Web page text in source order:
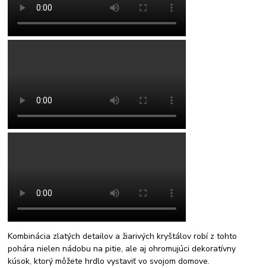
Kombinácia zlatých detailov a žiarivých kryštálov robí z tohto
pohára nielen nádobu na pitie, ale aj ohromujúci dekoratívny
kúsok, ktorý môžete hrdlo vystaviť vo svojom domove.